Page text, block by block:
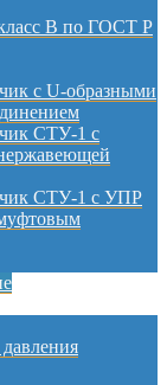
B по ГОСТ Р
с U-образными
СТУ-1 с
СТУ-1 с УПР